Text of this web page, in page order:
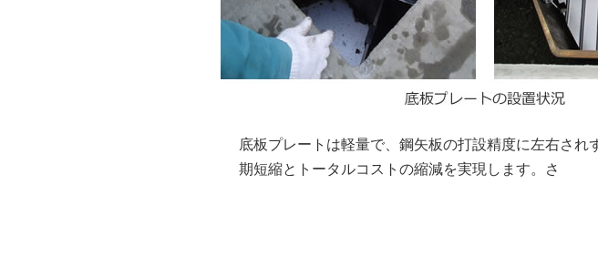
底板プレートは軽量で、鋼矢板の打設精度に左右さ
期短縮とトータルコストの縮減を実現します。さ